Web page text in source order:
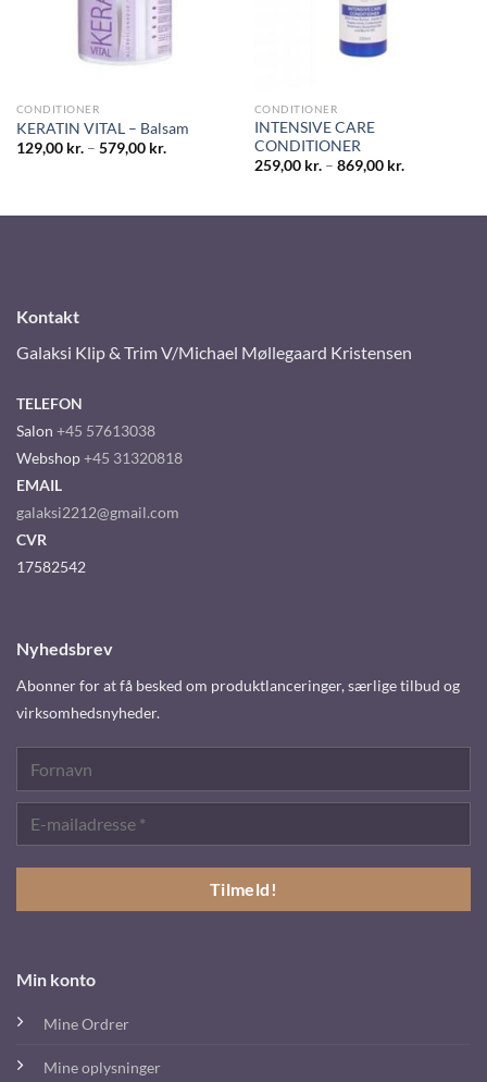
CONDITIONER
KERATIN VITAL – Balsam
129,00 kr.– 579,00 kr.
CONDITIONER
INTENSIVE CARE
CONDITIONER
259,00 kr.– 869,00 kr.
Kontakt
Galaksi Klip & Trim V/Michael Møllegaard Kristensen
TELEFON
Salon +45 57613038
Webshop+45 31320818
EMAIL
galaksi2212@gmail.com
CVR
17582542
Min konto
Mine Ordrer
Mine oplysninger
Nyhedsbrev
Abonner for at få besked om produktlanceringer, særlige tilbud og
virksomhedsnyheder.